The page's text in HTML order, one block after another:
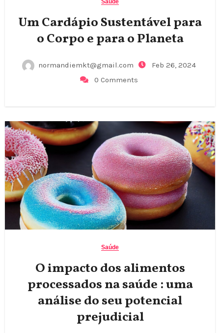
Saúde
Um Cardápio Sustentável para
o Corpo e para o Planeta
normandiemkt@gmail.com
Feb 26, 2024
0 Comments
Saúde
O impacto dos alimentos
processados na saúde : uma
análise do seu potencial
prejudicial